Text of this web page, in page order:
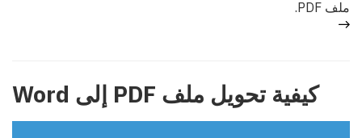
ملف PDF.
كيفية تحويل ملف PDF إلى Word